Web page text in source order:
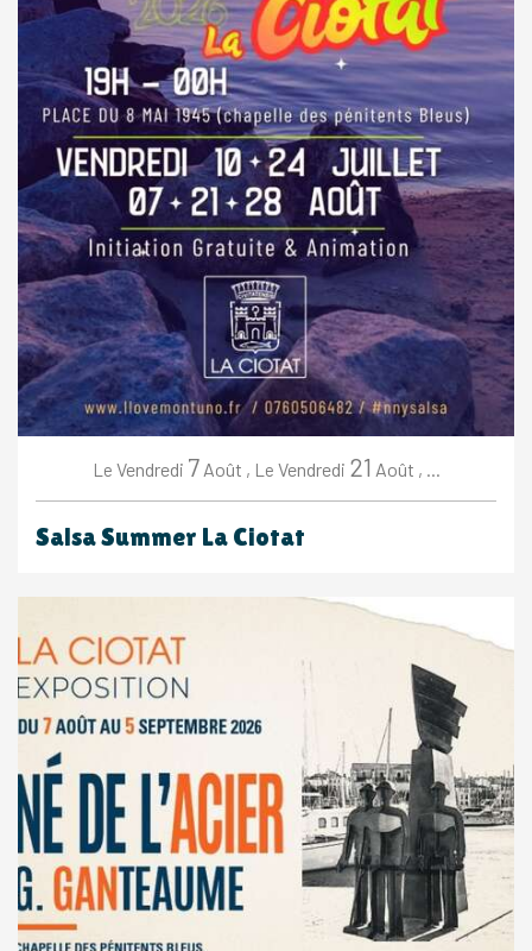
Le Vendredi 7 Août , Le Vendredi 21 Août , ...
Salsa Summer La Ciotat